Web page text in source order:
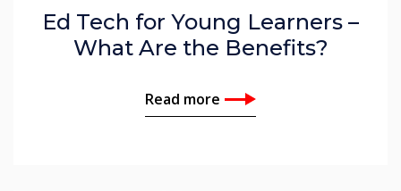
Ed Tech for Young Learners –
What Are the Benefits?
Read more